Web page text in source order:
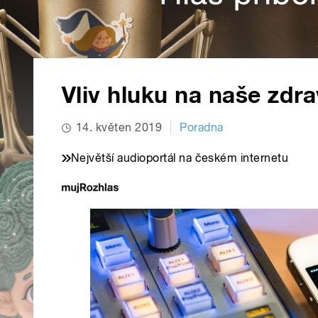
Vliv hluku na naše
14. květen 2019 Poradna
Největší audioportál na českém internetu